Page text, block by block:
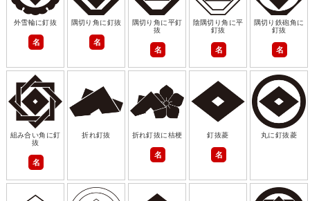
外雪輪に釘抜
名
隅切り角に釘抜
名
隅切り角に平釘
抜
名
陰隅切り角に平
釘抜
名
隅切り鉄砲角に
釘抜
名
組み合い角に釘
抜
名
折れ釘抜 折れ釘抜に桔梗
名
釘抜菱
名
丸に釘抜菱